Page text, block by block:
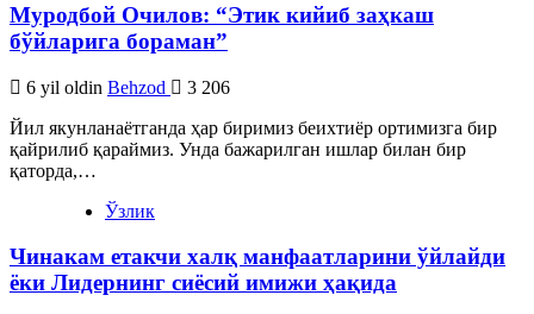
Муродбой Очилов: “Этик кийиб заҳкаш
бўйларига бораман”
6 yil oldin Behzod
3 206
Йил якунланаётганда ҳар биримиз беихтиёр ортимизга бир
қайрилиб қараймиз. Унда бажарилган ишлар билан бир
қаторда,…
Ўзлик
Чинакам етакчи халқ манфаатларини ўйлайди
ёки Лидернинг сиёсий имижи ҳақида